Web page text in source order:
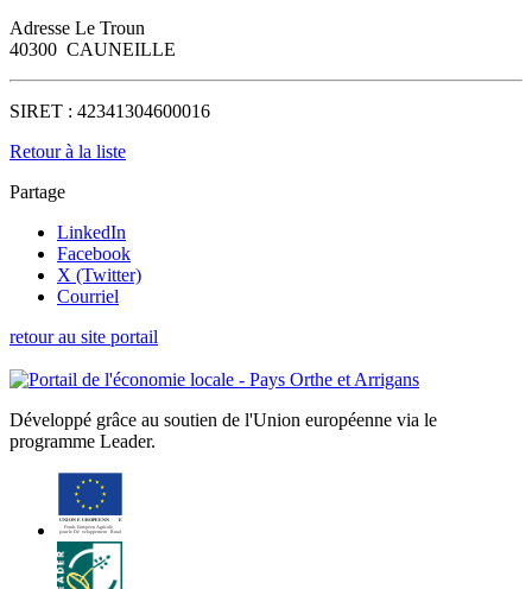
Adresse Le Troun
40300 CAUNEILLE
SIRET : 42341304600016
Retour à la liste
Partage
LinkedIn
Facebook
X (Twitter)
Courriel
retour au site portail
Développé grâce au soutien de l'Union européenne via le
programme Leader.